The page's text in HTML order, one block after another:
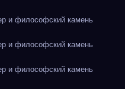
и философский камень
и философский камень
и философский камень